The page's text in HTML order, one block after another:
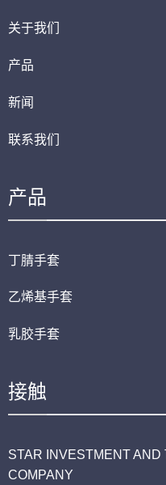
关于我们
产品
新闻
联系我们
产品
丁腈手套
乙烯基手套
乳胶手套
接触
STAR INVESTMENT
COMPANY